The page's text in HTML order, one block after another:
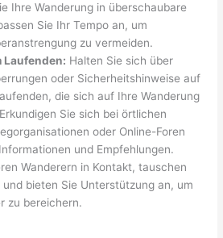
Ihre Wanderung in überschaubare
Sie Ihr Tempo an, um
zu vermeiden.
Laufenden: Halten Sie sich über
oder Sicherheitshinweise auf
die sich auf Ihre Wanderung
Sie sich bei örtlichen
oder Online-Foren
und Empfehlungen.
Wanderern in Kontakt, tauschen
und bieten Sie Unterstützung an, um
zu bereichern.